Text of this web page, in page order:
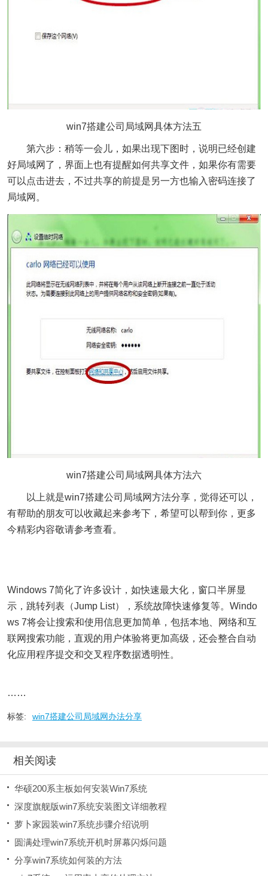
win7搭建公司局域网具体方法五
第六步：稍等一会儿，如果出现下图时，说明已经创建
好局域网了，界面上也有提醒如何共享文件，如果你有需要
可以点击进去，不过共享的前提是另一方也输入密码连接了
局域网。
win7搭建公司局域网具体方法六
以上就是win7搭建公司局域网方法分享，觉得还可以，
有帮助的朋友可以收藏起来参考下，希望可以帮到你，更多
今精彩内容敬请参考查看。
Windows 7简化了许多设计，如快速最大化，窗口半屏显
示，跳转列表（Jump List），系统故障快速修复等。Windo
ws 7将会让搜索和使用信息更加简单，包括本地、网络和互
联网搜索功能，直观的用户体验将更加高级，还会整合自动
化应用程序提交和交叉程序数据透明性。
……
标签: win7搭建公司局域网办法分享
相关阅读
华硕200系主板如何安装Win7系统
深度旗舰版win7系统安装图文详细教程
萝卜家园装win7系统步骤介绍说明
圆满处理win7系统开机时屏幕闪烁问题
分享win7系统如何装的方法